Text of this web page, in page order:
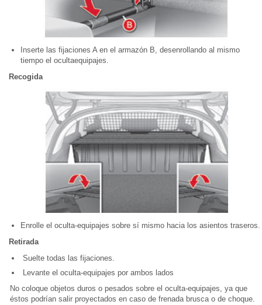
Inserte las fijaciones A en el armazón B, desenrollando al mismo
tiempo el ocultaequipajes.
Recogida
Enrolle el oculta-equipajes sobre sí mismo hacia los asientos traseros.
Retirada
Suelte todas las fijaciones.
Levante el oculta-equipajes por ambos lados
No coloque objetos duros o pesados sobre el oculta-equipajes, ya que
éstos podrían salir proyectados en caso de frenada brusca o de choque.